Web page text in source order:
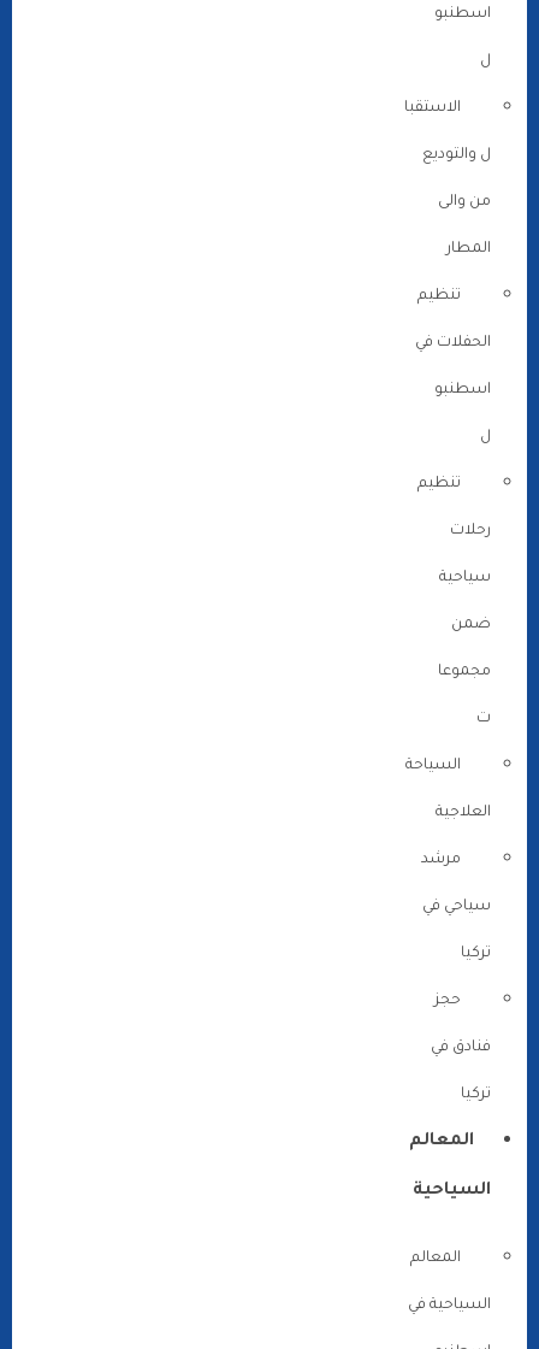
اسطنبو
ل
الاستقبا
ل والتوديع
من والى
المطار
تنظيم
الحفلات في
اسطنبو
ل
تنظيم
رحلات
سياحية
ضمن
مجموعا
ت
السياحة
العلاجية
مرشد
سياحي في
تركيا
حجز
فنادق في
تركيا
المعالم
السياحية
المعالم
السياحية في